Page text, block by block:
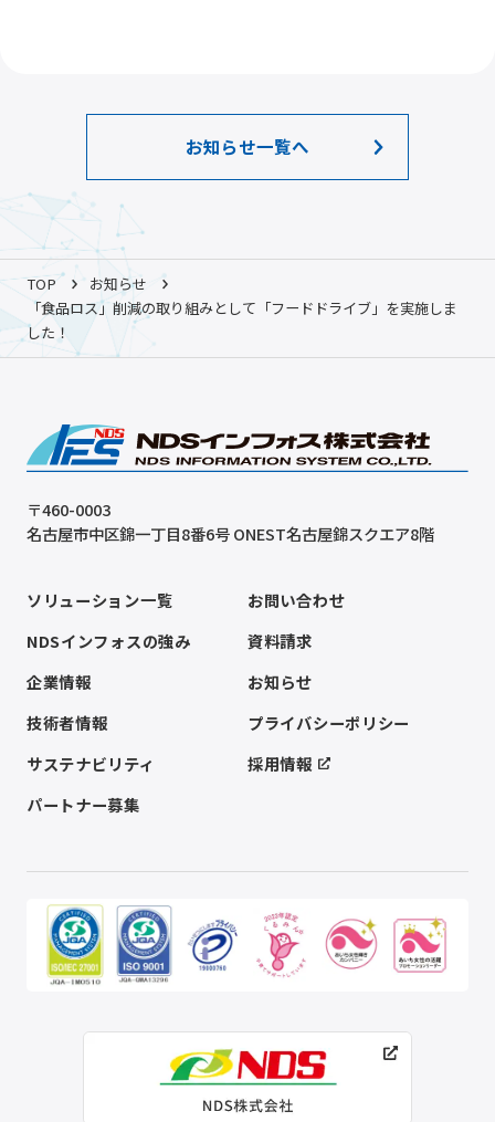
お知らせ一覧へ
TOP
お知らせ
「食品ロス」削減の取り組みとして「フードドライブ」を実施しま
した！
〒460-0003
名古屋市中区錦一丁目8番6号 ONEST名古屋錦スクエア8階
ソリューション一覧
NDSインフォスの強み
企業情報
技術者情報
サステナビリティ
パートナー募集
お問い合わせ
資料請求
お知らせ
プライバシーポリシー
採用情報